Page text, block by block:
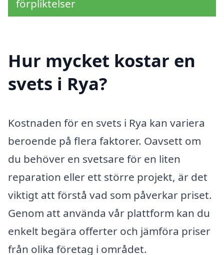
förpliktelser
Hur mycket kostar en
svets i Rya?
Kostnaden för en svets i Rya kan variera
beroende på flera faktorer. Oavsett om
du behöver en svetsare för en liten
reparation eller ett större projekt, är det
viktigt att förstå vad som påverkar priset.
Genom att använda vår plattform kan du
enkelt begära offerter och jämföra priser
från olika företag i området.